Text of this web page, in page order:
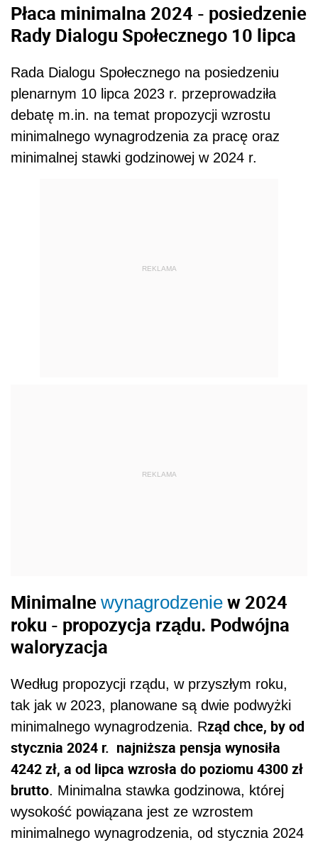
Płaca minimalna 2024 - posiedzenie
Rady Dialogu Społecznego 10 lipca
Rada Dialogu Społecznego na posiedzeniu
plenarnym 10 lipca 2023 r. przeprowadziła
debatę m.in. na temat propozycji wzrostu
minimalnego wynagrodzenia za pracę oraz
minimalnej stawki godzinowej w 2024 r.
REKLAMA
REKLAMA
Minimalne wynagrodzenie w 2024
roku - propozycja rządu. Podwójna
waloryzacja
Według propozycji rządu, w przyszłym roku,
tak jak w 2023, planowane są dwie podwyżki
minimalnego wynagrodzenia. Rząd chce, by od
stycznia 2024 r. najniższa pensja wynosiła
4242 zł, a od lipca wzrosła do poziomu 4300 zł
brutto. Minimalna stawka godzinowa, której
wysokość powiązana jest ze wzrostem
minimalnego wynagrodzenia, od stycznia 2024